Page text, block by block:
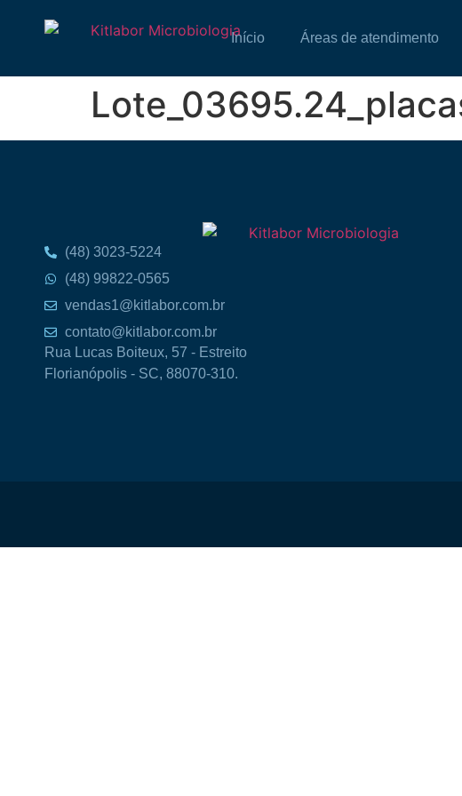
Início Áreas de atendimento
(48) 3023-5224
(48) 99822-0565
vendas1@kitlabor.com.br
contato@kitlabor.com.br
Rua Lucas Boiteux, 57 - Estreito
Florianópolis - SC, 88070-310.